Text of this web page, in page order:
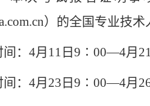
）的全国专业技术
： 4月 11 日 9∶00—4月
： 4月 23 日 9∶00—4月